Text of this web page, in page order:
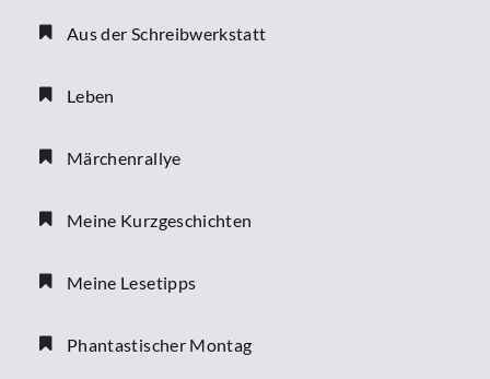
Aus der Schreibwerkstatt
Leben
Märchenrallye
Meine Kurzgeschichten
Meine Lesetipps
Phantastischer Montag